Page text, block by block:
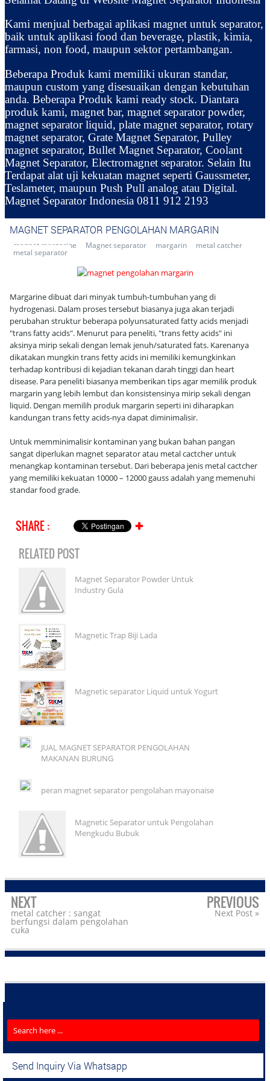
Kami menjual berbagai aplikasi magnet untuk separator,
baik untuk aplikasi food dan beverage, plastik, kimia,
farmasi, non food, maupun sektor pertambangan.
Beberapa Produk kami memiliki ukuran standar,
maupun custom yang disesuaikan dengan kebutuhan
anda. Beberapa Produk kami ready stock. Diantara
produk kami, magnet bar, magnet separator powder,
magnet separator liquid, plate magnet separator, rotary
magnet separator, Grate Magnet Separator, Pulley
magnet separator, Bullet Magnet Separator, Coolant
Magnet Separator, Electromagnet separator. Selain Itu
Terdapat alat uji kekuatan magnet seperti Gaussmeter,
Teslameter, maupun Push Pull analog atau Digital.
Magnet Separator Indonesia 0811 912 2193
MAGNET SEPARATOR PENGOLAHAN MARGARIN
magnet margarine Magnet separator margarin metal catcher
metal separator
Margarine dibuat dari minyak tumbuh-tumbuhan yang di
hydrogenasi. Dalam proses tersebut biasanya juga akan terjadi
perubahan struktur beberapa polyunsaturated fatty acids menjadi
"trans fatty acids". Menurut para peneliti, "trans fetty acids" ini
aksinya mirip sekali dengan lemak jenuh/saturated fats. Karenanya
dikatakan mungkin trans fetty acids ini memiliki kemungkinkan
terhadap kontribusi di kejadian tekanan darah tinggi dan heart
disease. Para peneliti biasanya memberikan tips agar memilik produk
margarin yang lebih lembut dan konsistensinya mirip sekali dengan
liquid. Dengan memilih produk margarin seperti ini diharapkan
kandungan trans fetty acids-nya dapat diminimalisir.
Untuk memminimalisir kontaminan yang bukan bahan pangan
sangat diperlukan magnet separator atau metal cactcher untuk
menangkap kontaminan tersebut. Dari beberapa jenis metal cactcher
yang memiliki kekuatan 10000 – 12000 gauss adalah yang memenuhi
standar food grade.
SHARE : ✚
RELATED POST
Magnet Separator Powder Untuk
Industry Gula
Magnetic Trap Biji Lada
Magnetic separator Liquid untuk Yogurt
JUAL MAGNET SEPARATOR PENGOLAHAN
MAKANAN BURUNG
peran magnet separator pengolahan mayonaise
Magnetic Separator untuk Pengolahan
Mengkudu Bubuk
NEXT
metal catcher : sangat
berfungsi dalam pengolahan
cuka
PREVIOUS
Next Post »
Send Inquiry Via Whatsapp